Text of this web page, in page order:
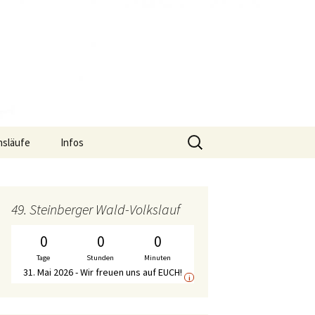
S2-Lauf – Wechselpunkte
S2-Lauf – Streckenplan
S2-Lauf – Zeitplan
Bericht WirDueller-
Biolauf
Ausschreibung
WirDueller-Biolauf
Infos
Gymnastik-Angebot
Mitgliedschaft
Suche
nach:
49. Steinberger Wald-Volkslauf
0
Tage
0
Stunden
0
Minuten
31. Mai 2026 - Wir freuen uns auf EUCH! i